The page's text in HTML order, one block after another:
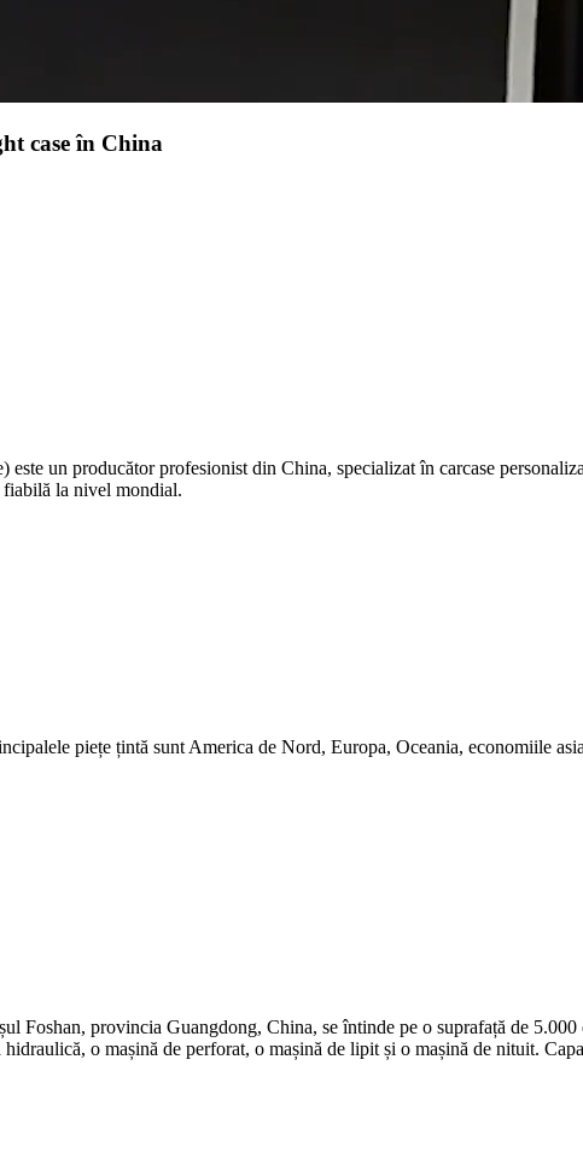
case în China
este un producător profesionist din China, specializat în carcase
la nivel mondial.
piețe țintă sunt America de Nord, Europa, Oceania, economiile
Foshan, provincia Guangdong, China, se întinde pe o suprafață de
o mașină de perforat, o mașină de lipit și o mașină de nituit.